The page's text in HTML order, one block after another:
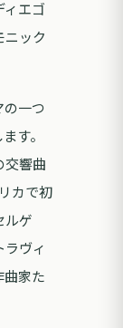
ィエゴ
ニック
の一つ
す。
交響曲
カで初
ルゲ
ヴィ
曲家た